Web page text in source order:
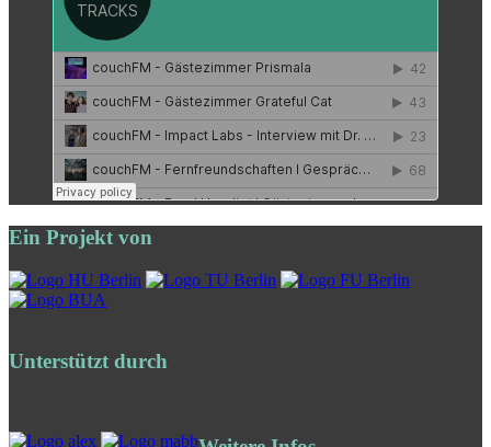
Ein Projekt von
Unterstützt durch